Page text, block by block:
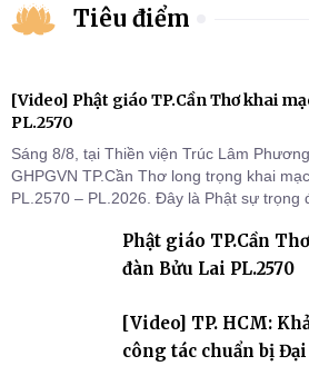
Tiêu điểm
[Video] Phật giáo TP.Cần Thơ khai
PL.2570
Sáng 8/8, tại Thiền viện Trúc Lâm
GHPGVN TP.Cần Thơ long trọng khai
PL.2570 – PL.2026. Đây là Phật sự trọng
thứ I, thể hiện sự quan tâm đối với công
Tăng tài và tiếp nối mạng mạch Tăng-g
Phật giáo TP.Cần
đàn Bửu Lai PL.2570
[Video] TP. HCM:
công tác chuẩn bị